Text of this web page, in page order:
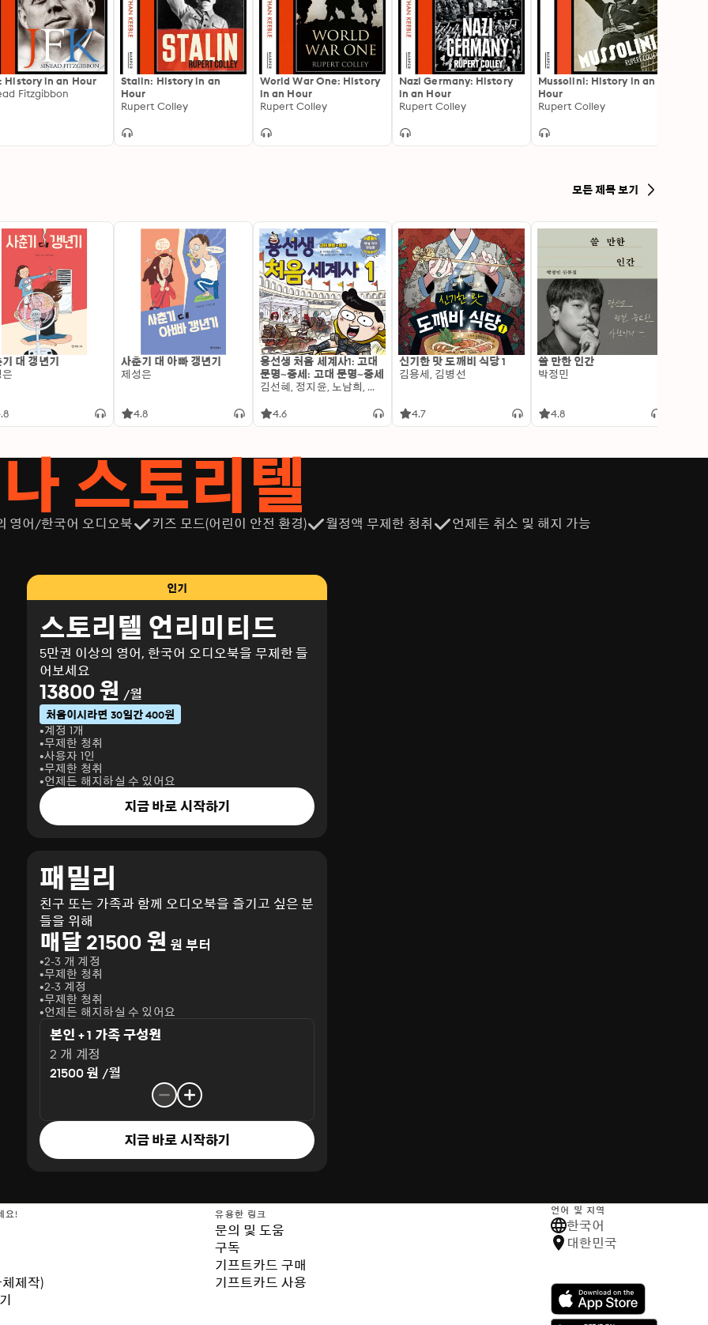
History in an Hour
Fitzgibbon
Stalin: History in an
Hour
Rupert Colley
World War One: History
in an Hour
Rupert Colley
Nazi Germany: History
in an Hour
Rupert Colley
Mussolini: History in an
Hour
Rupert Colley
모든 제목 보기
대 갱년기
사춘기 대 아빠 갱년기
제성은
4.8
용선생 처음 세계사1: 고대
문명~중세: 고대 문명~중세
김선혜, 정지윤, 노남희, 뭉선생, 윤효식, 이우일, 김선빈, 사회평론 역사연구소
4.6
신기한 맛 도깨비 식당 1
김용세, 김병선
4.7
쓸 만한 인간
박정민
4.8
스토리텔
영어/한국어 오디오북 키즈 모드(어린이 안전 환경) 월정액 무제한 청취 언제든 취소 및 해지 가능
인기
스토리텔 언리미티드
5만권 이상의 영어, 한국어 오디오북을 무제한 들
어보세요
13800 원 /월
처음이시라면 30일간 400원
계정 1개
무제한 청취
사용자 1인
무제한 청취
언제든 해지하실 수 있어요
지금 바로 시작하기
패밀리
친구 또는 가족과 함께 오디오북을 즐기고 싶은 분
들을 위해
매달 21500 원 원 부터
2-3 개 계정
무제한 청취
2-3 계정
무제한 청취
언제든 해지하실 수 있어요
본인 + 1 가족 구성원
2 개 계정
21500 원 /월
지금 바로 시작하기
요!
제작)
유용한 링크
문의 및 도움
구독
기프트카드 구매
기프트카드 사용
언어 및 지역
한국어
대한민국